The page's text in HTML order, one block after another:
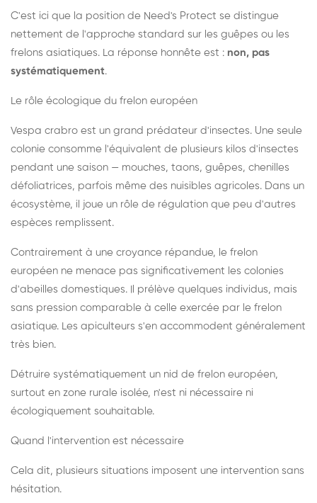
C'est ici que la position de Need's Protect se distingue
nettement de l'approche standard sur les guêpes ou les
frelons asiatiques. La réponse honnête est : non, pas
systématiquement.
Le rôle écologique du frelon européen
Vespa crabro est un grand prédateur d'insectes. Une seule
colonie consomme l'équivalent de plusieurs kilos d'insectes
pendant une saison — mouches, taons, guêpes, chenilles
défoliatrices, parfois même des nuisibles agricoles. Dans un
écosystème, il joue un rôle de régulation que peu d'autres
espèces remplissent.
Contrairement à une croyance répandue, le frelon
européen ne menace pas significativement les colonies
d'abeilles domestiques. Il prélève quelques individus, mais
sans pression comparable à celle exercée par le frelon
asiatique. Les apiculteurs s'en accommodent généralement
très bien.
Détruire systématiquement un nid de frelon européen,
surtout en zone rurale isolée, n'est ni nécessaire ni
écologiquement souhaitable.
Quand l'intervention est nécessaire
Cela dit, plusieurs situations imposent une intervention sans
hésitation.